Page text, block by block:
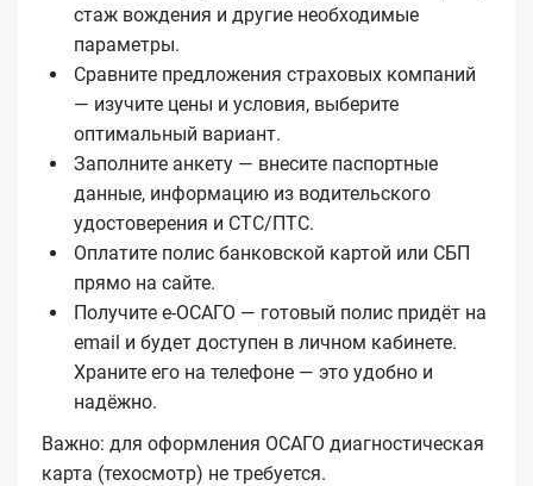
стаж вождения и другие необходимые
параметры.
Сравните предложения страховых компаний
— изучите цены и условия, выберите
оптимальный вариант.
Заполните анкету — внесите паспортные
данные, информацию из водительского
удостоверения и СТС/ПТС.
Оплатите полис банковской картой или СБП
прямо на сайте.
Получите е‑ОСАГО — готовый полис придёт на
email и будет доступен в личном кабинете.
Храните его на телефоне — это удобно и
надёжно.
Важно: для оформления ОСАГО диагностическая
карта (техосмотр) не требуется.